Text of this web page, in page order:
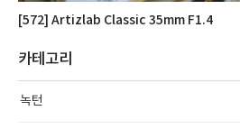
[572] Artizlab Classic 35mm F1.4
카테고리
녹턴